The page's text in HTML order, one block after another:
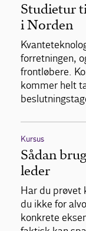
Studietur
i Norden
forretningen,
frontløbere.
kommer helt
Kursus
Sådan
leder
Har du
du ikke for
konkrete